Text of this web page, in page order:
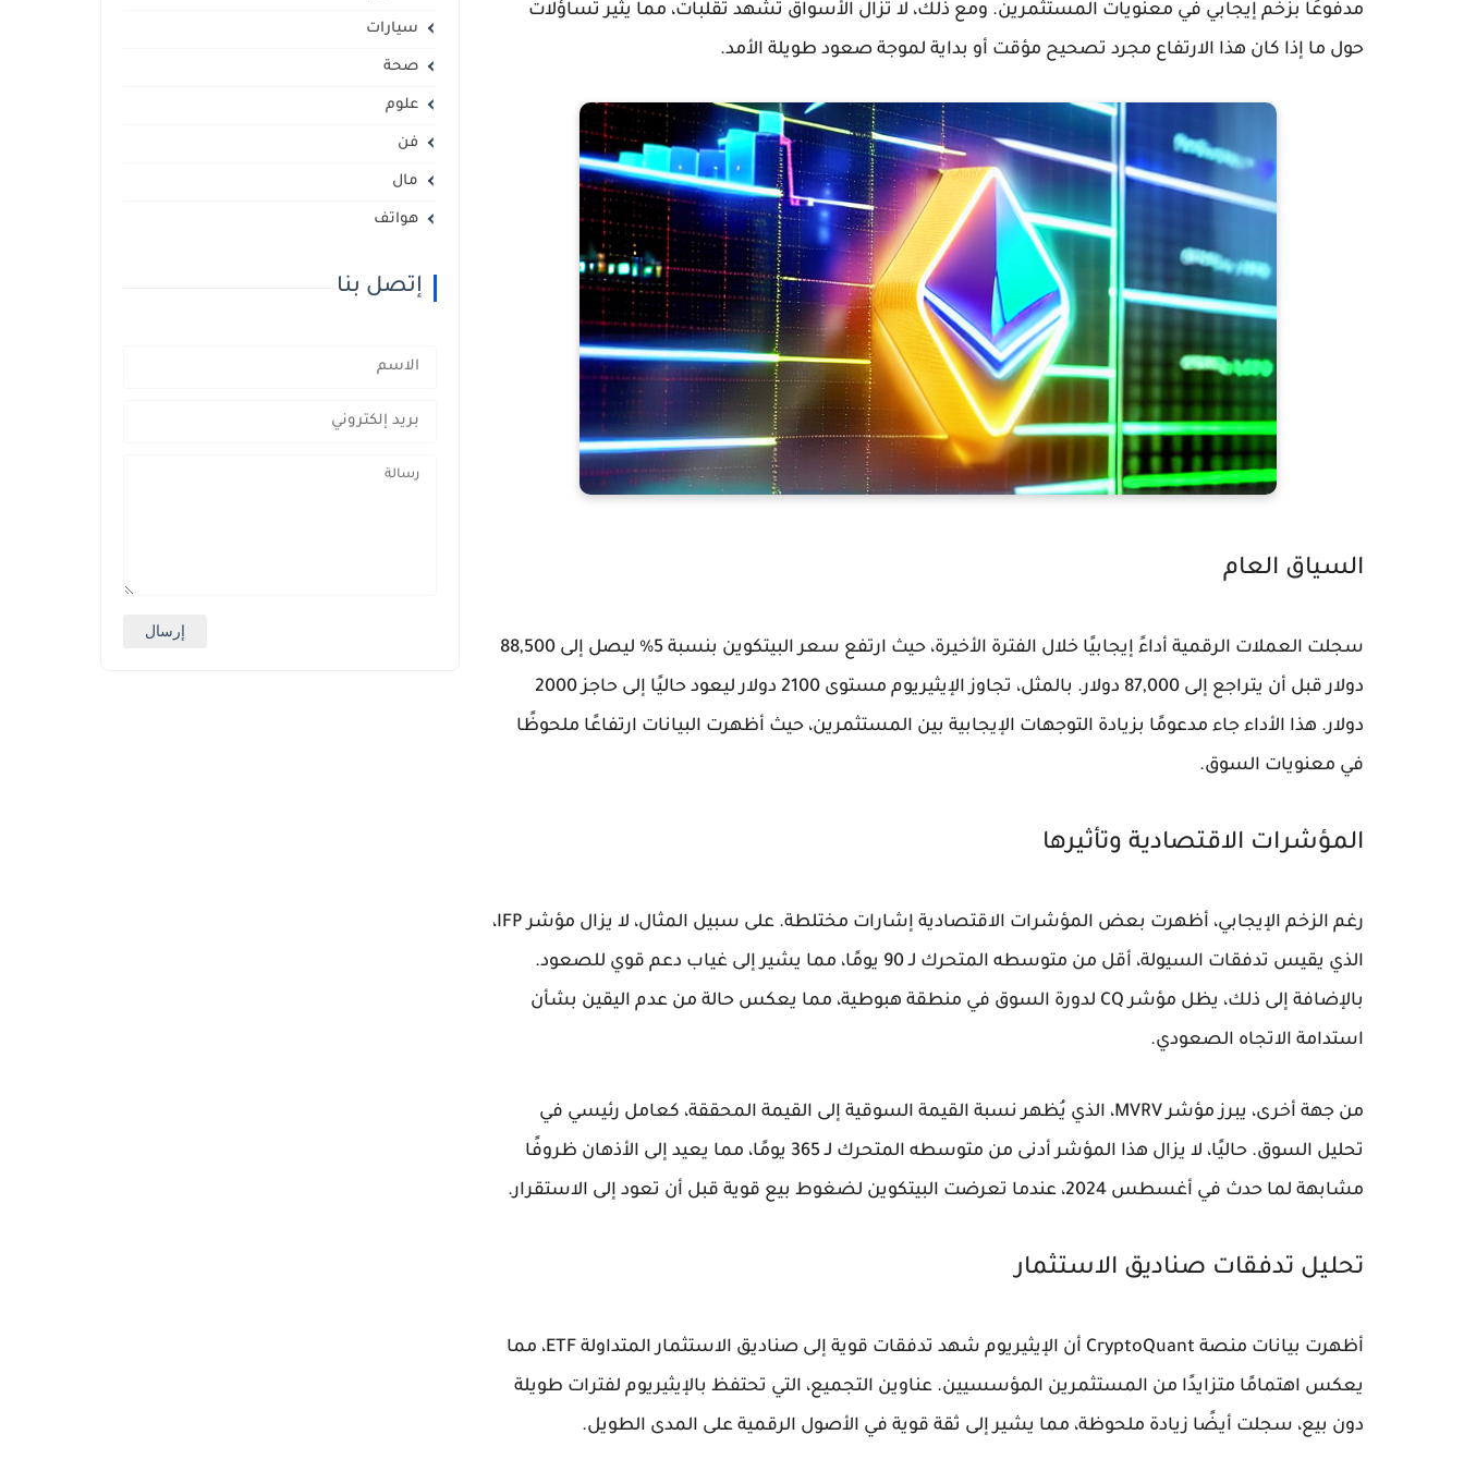
مدفوعًا بزخم إيجابي في معنويات المستثمرين. ومع ذلك، لا تزال الأسواق تشهد تقلبات، مما يثير تساؤلات
حول ما إذا كان هذا الارتفاع مجرد تصحيح مؤقت أو بداية لموجة صعود طويلة الأمد.
السياق العام
سجلت العملات الرقمية أداءً إيجابيًا خلال الفترة الأخيرة، حيث ارتفع سعر البيتكوين بنسبة 5% ليصل إلى 88,500
دولار قبل أن يتراجع إلى 87,000 دولار. بالمثل، تجاوز الإيثيريوم مستوى 2100 دولار ليعود حاليًا إلى حاجز 2000
دولار. هذا الأداء جاء مدعومًا بزيادة التوجهات الإيجابية بين المستثمرين، حيث أظهرت البيانات ارتفاعًا ملحوظًا
في معنويات السوق.
المؤشرات الاقتصادية وتأثيرها
رغم الزخم الإيجابي، أظهرت بعض المؤشرات الاقتصادية إشارات مختلطة. على سبيل المثال، لا يزال مؤشر IFP،
الذي يقيس تدفقات السيولة، أقل من متوسطه المتحرك لـ 90 يومًا، مما يشير إلى غياب دعم قوي للصعود.
بالإضافة إلى ذلك، يظل مؤشر CQ لدورة السوق في منطقة هبوطية، مما يعكس حالة من عدم اليقين بشأن
استدامة الاتجاه الصعودي.
من جهة أخرى، يبرز مؤشر MVRV، الذي يُظهر نسبة القيمة السوقية إلى القيمة المحققة، كعامل رئيسي في
تحليل السوق. حاليًا، لا يزال هذا المؤشر أدنى من متوسطه المتحرك لـ 365 يومًا، مما يعيد إلى الأذهان ظروفًا
مشابهة لما حدث في أغسطس 2024، عندما تعرضت البيتكوين لضغوط بيع قوية قبل أن تعود إلى الاستقرار.
تحليل تدفقات صناديق الاستثمار
أظهرت بيانات منصة CryptoQuant أن الإيثيريوم شهد تدفقات قوية إلى صناديق الاستثمار المتداولة ETF، مما
يعكس اهتمامًا متزايدًا من المستثمرين المؤسسيين. عناوين التجميع، التي تحتفظ بالإيثيريوم لفترات طويلة
دون بيع، سجلت أيضًا زيادة ملحوظة، مما يشير إلى ثقة قوية في الأصول الرقمية على المدى الطويل.
سيارات
صحة
علوم
فن
مال
هواتف
إتصل بنا